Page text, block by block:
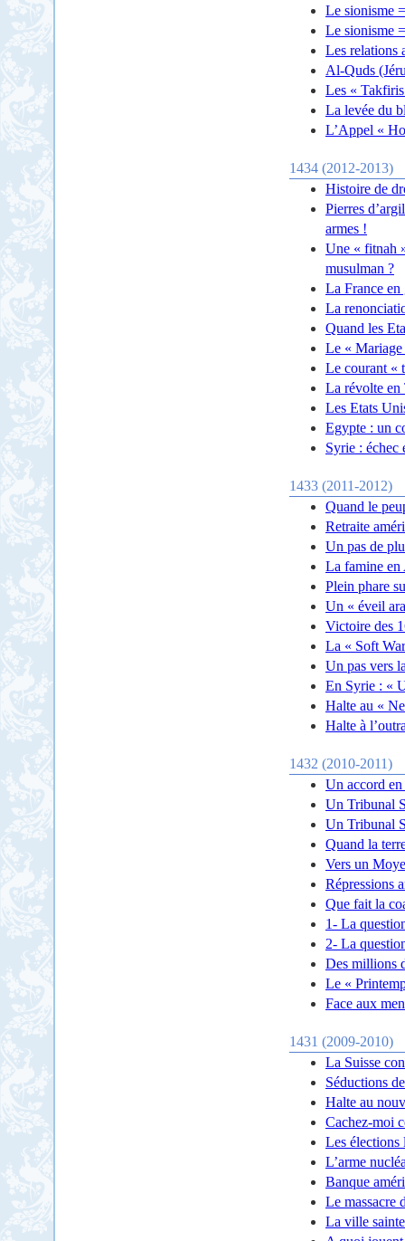
Le sionisme
Le sionisme
Les relations
Al-Quds
Les «
La levée du
L’Appel «
1434 (2012-2013)
Histoire de
Pierres
armes !
Une « fitnah
musulman ?
La France en
La
Quand les
Le «
Le courant «
La révolte en
Les Etats
Egypte : un
Syrie : échec
1433 (2011-2012)
Quand le
Retraite
Un pas de
La famine en
Plein phare
Un « éveil
Victoire des
La « Soft
Un pas vers
En Syrie : «
Halte au «
Halte à
1432 (2010-2011)
Un accord
Un Tribunal
Un Tribunal
Quand la
Vers un
Répressions
Que fait la
1- La
2- La
Des millions
Le «
Face aux
1431 (2009-2010)
La Suisse
Séductions
Halte au
Cachez-moi
Les élections
L’arme
Banque
Le massacre
La ville